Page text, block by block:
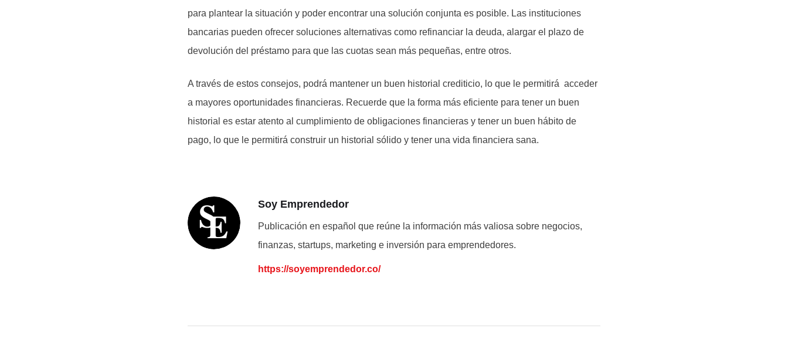
para plantear la situación y poder encontrar una solución conjunta es posible. Las instituciones
bancarias pueden ofrecer soluciones alternativas como refinanciar la deuda, alargar el plazo de
devolución del préstamo para que las cuotas sean más pequeñas, entre otros.
A través de estos consejos, podrá mantener un buen historial crediticio, lo que le permitirá acceder
a mayores oportunidades financieras. Recuerde que la forma más eficiente para tener un buen
historial es estar atento al cumplimiento de obligaciones financieras y tener un buen hábito de
pago, lo que le permitirá construir un historial sólido y tener una vida financiera sana.
Soy Emprendedor
Publicación en español que reúne la información más valiosa sobre negocios,
finanzas, startups, marketing e inversión para emprendedores.
https://soyemprendedor.co/